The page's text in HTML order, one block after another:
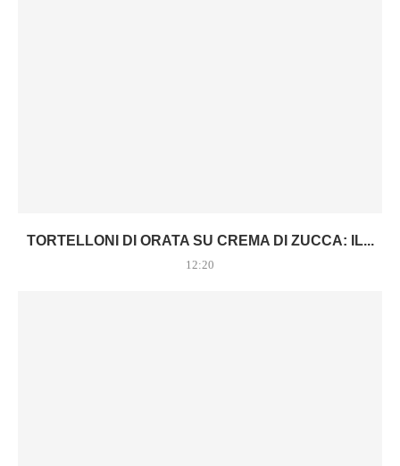
TORTELLONI DI ORATA SU CREMA DI ZUCCA: IL...
12:20